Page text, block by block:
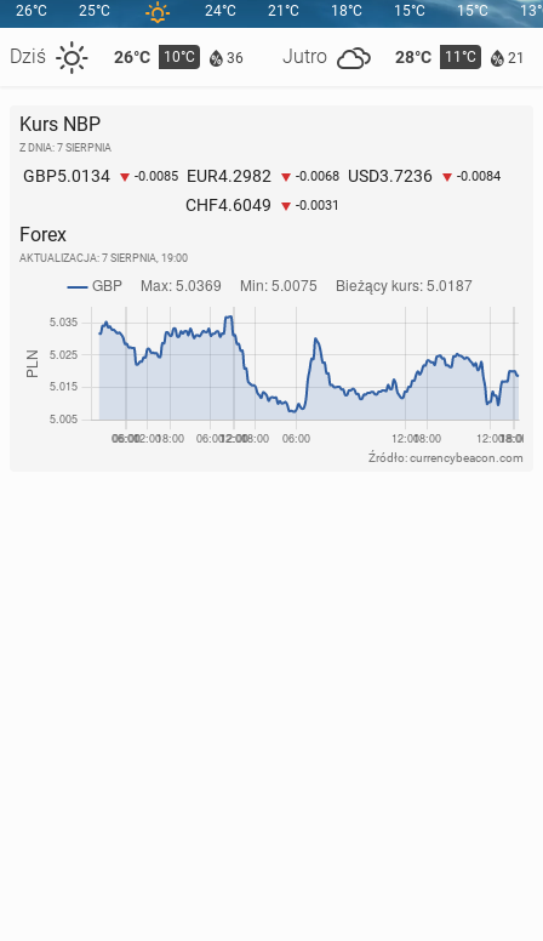
26°C
Dziś 26°C 10°C 36 Jutro 28°C 11°C 21
25°C 24°C 21°C 18°C 15°C 15°C
Kurs NBP
Z DNIA: 7 SIERPNIA
GBP5.0134 -0.0085 EUR4.2982 -0.0068 USD3.7236 -0.0084
CHF4.6049 -0.0031
Forex
AKTUALIZACJA: 7 SIERPNIA, 19:00
Źródło: currencybeacon.com